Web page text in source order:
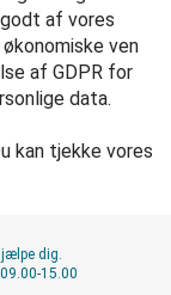
af vores
ven
af GDPR for
data.
kan tjekke vores
dig.
15.00